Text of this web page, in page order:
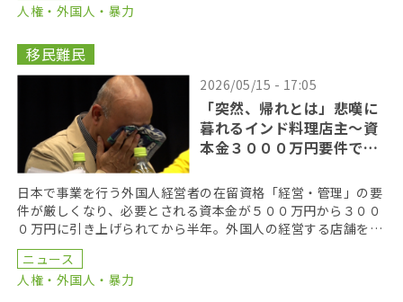
人権・外国人・暴力
移民難民
2026/05/15 - 17:05
「突然、帰れとは」悲嘆に
暮れるインド料理店主〜資
本金３０００万円要件で深
日本で事業を行う外国人経営者の在留資格「経営・管理」の要
件が厳しくなり、必要とされる資本金が５００万円から３００
０万円に引き上げられてから半年。外国人の経営する店舗をが
閉店に追い込まれるなど、深刻な影響が出ている。こうし […]
ニュース
人権・外国人・暴力